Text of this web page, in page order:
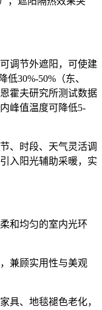
调节外遮阳，可使建
30%-50%（东、
霍夫研究所测试数据
峰值温度可降低5-
、时段、天气灵活调
入阳光辅助采暖，实
和均匀的室内光环
兼顾实用性与美观
具、地毯褪色老化，